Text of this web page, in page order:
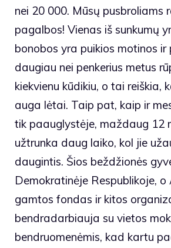
nei 20 000. Mūsų pusbroliams
pagalbos! Vienas iš sunkumų
bonobos yra puikios motinos ir
daugiau nei penkerius metus
kiekvienu kūdikiu, o tai reiškia,
auga lėtai. Taip pat, kaip ir
tik paauglystėje, maždaug 12
užtrunka daug laiko, kol jie
daugintis. Šios beždžionės
Demokratinėje Respublikoje, o
gamtos fondas ir kitos
bendradarbiauja su vietos
bendruomenėmis, kad kartu